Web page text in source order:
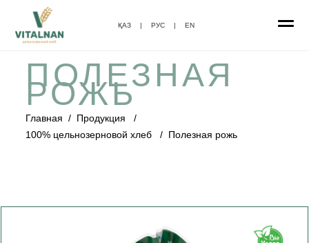
ҚАЗ | РУС | EN
ПОЛЕЗНАЯ
РОЖЬ
Главная / Продукция
/
100% цельнозерновой хлеб
/ Полезная рожь